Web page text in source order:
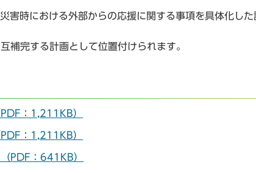
害時における外部からの応援に関する事項を具体化した
補完する計画として位置付けられます。
：1,211KB）
：1,211KB）
PDF：641KB）